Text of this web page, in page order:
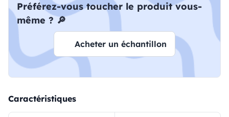
Préférez-vous toucher le produit vous-
même ? 🔎
Acheter un échantillon
Caractéristiques